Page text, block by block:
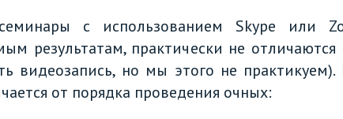
с использованием Skype или
результатам, практически не
видеозапись, но мы этого не
от порядка проведения очных: